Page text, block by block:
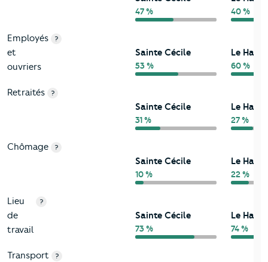
47 % 40 %
Employés
et
ouvriers
?
Sainte Cécile
53 %
Le Havre
60 %
Retraités ?
Sainte Cécile
31 %
Le Havre
27 %
Chômage ?
Sainte Cécile
10 %
Le Havre
22 %
Lieu
de
travail
?
Sainte Cécile
73 %
Le Havre
74 %
Transport
?